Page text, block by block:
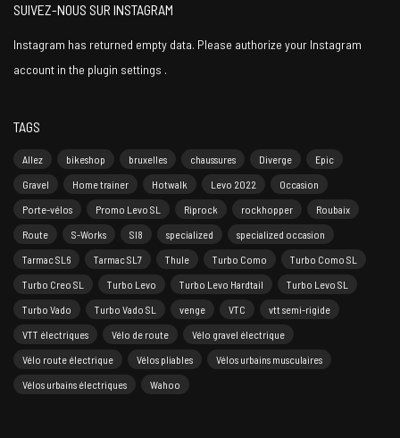
SUIVEZ-NOUS SUR INSTAGRAM
Instagram has returned empty data. Please authorize your Instagram
account in the plugin settings .
TAGS
Allez bikeshop bruxelles chaussures Diverge
Epic
Gravel
Home trainer Hotwalk Levo 2022
Occasion
Porte-vélos
Promo Levo SL Riprock rockhopper
Roubaix
Route
S-Works Sl8 specialized
specialized occasion
Tarmac SL6
Tarmac SL7 Thule Turbo Como
Turbo Como SL
Turbo Creo SL
Turbo Levo Turbo Levo Hardtail
Turbo Levo SL
Turbo Vado
Turbo Vado SL venge VTC
vtt semi-rigide
VTT électriques
Vélo de route
Vélo gravel électrique
Vélo route électrique
Vélos pliables
Vélos urbains musculaires
Vélos urbains électriques
Wahoo